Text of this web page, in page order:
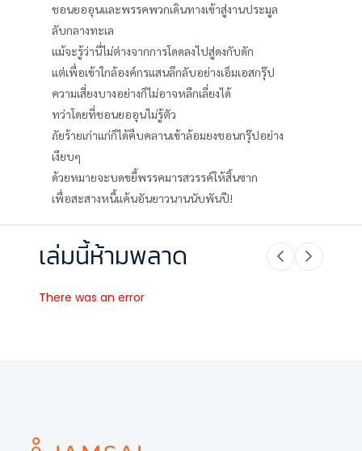
ชอนยออุนและพรรคพวกเดินทางเข้าสู่งานประมูล
ลับกลางทะเล
แม้จะรู้ว่านี่ไม่ต่างจากการโดดลงไปสู่ดงกับดัก
แต่เพื่อเข้าใกล้องค์กรแสนลึกลับอย่างเอ็มเอสกรุ๊ป
ความเสี่ยงบางอย่างก็ไม่อาจหลีกเลี่ยงได้
ทว่าโดยที่ชอนยออุนไม่รู้ตัว
ภัยร้ายเก่าแก่ก็ได้คืบคลานเข้าล้อมยงชอนกรุ๊ปอย่าง
เงียบๆ
ด้วยหมายจะบดขยี้พรรคมารสวรรค์ให้สิ้นซาก
เพื่อสะสางหนี้แค้นอันยาวนานนับพันปี!
เล่มนี้ห้ามพลาด
There was an error